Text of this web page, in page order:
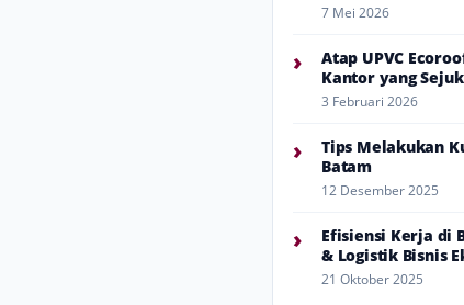
7 Mei 2026
›
Atap UPVC
Kantor yang Sejuk
3 Februari 2026
›
Tips Melakukan
Batam
12 Desember 2025
›
Efisiensi Kerja di
& Logistik Bisnis
21 Oktober 2025